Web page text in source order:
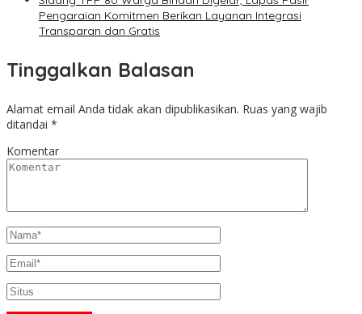
Pengaraian Komitmen Berikan Layanan Integrasi
Transparan dan Gratis
Tinggalkan Balasan
Alamat email Anda tidak akan dipublikasikan. Ruas yang wajib
ditandai *
Komentar